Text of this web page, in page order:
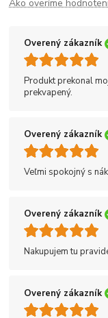
Ako overíme
Overený zákazník
Produkt prekonal
prekvapený.
Overený zákazník
Veľmi spokojný s
Overený zákazník
Nakupujem tu
Overený zákazník